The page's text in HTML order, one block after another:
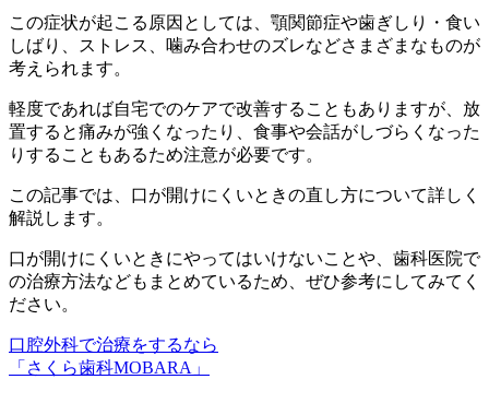
この症状が起こる原因としては、顎関節症や歯ぎしり・食い
しばり、ストレス、噛み合わせのズレなどさまざまなものが
考えられます。
軽度であれば自宅でのケアで改善することもありますが、放
置すると痛みが強くなったり、食事や会話がしづらくなった
りすることもあるため注意が必要です。
この記事では、口が開けにくいときの直し方について詳しく
解説します。
口が開けにくいときにやってはいけないことや、歯科医院で
の治療方法などもまとめているため、ぜひ参考にしてみてく
ださい。
口腔外科で治療をするなら
「さくら歯科MOBARA」